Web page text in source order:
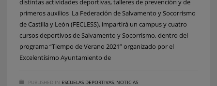
distintas actividades deportivas, talleres de prevención y de
primeros auxilios La Federación de Salvamento y Socorrismo
de Castilla y León (FECLESS), impartirá un campus y cuatro
cursos deportivos de Salvamento y Socorrismo, dentro del
programa “Tiempo de Verano 2021” organizado por el
Excelentísimo Ayuntamiento de
PUBLISHED IN ESCUELAS DEPORTIVAS NOTICIAS